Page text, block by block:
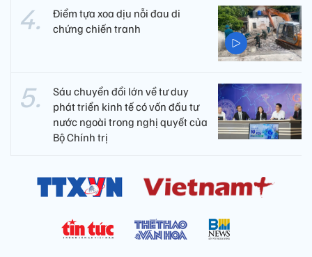
Điểm tựa xoa dịu nỗi đau di
chứng chiến tranh
Sáu chuyển đổi lớn về tư duy
phát triển kinh tế có vốn đầu tư
nước ngoài trong nghị quyết của
Bộ Chính trị